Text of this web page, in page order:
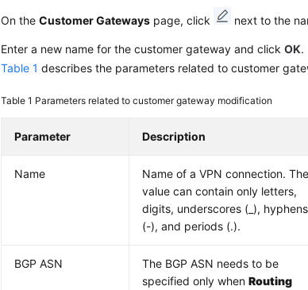
On theCustomer Gateways page, click next to the
Enter a new name for the customer gateway and clickOK.
Table 1 describes the parameters related to customer
Table 1 Parameters related to customer gateway modification
Parameter Description
Name
Name of a VPN connection. The
value can contain only letters,
digits, underscores (_), hyphens
(-), and periods (.).
BGP ASN
The BGP ASN needs to be
specified only whenRouting